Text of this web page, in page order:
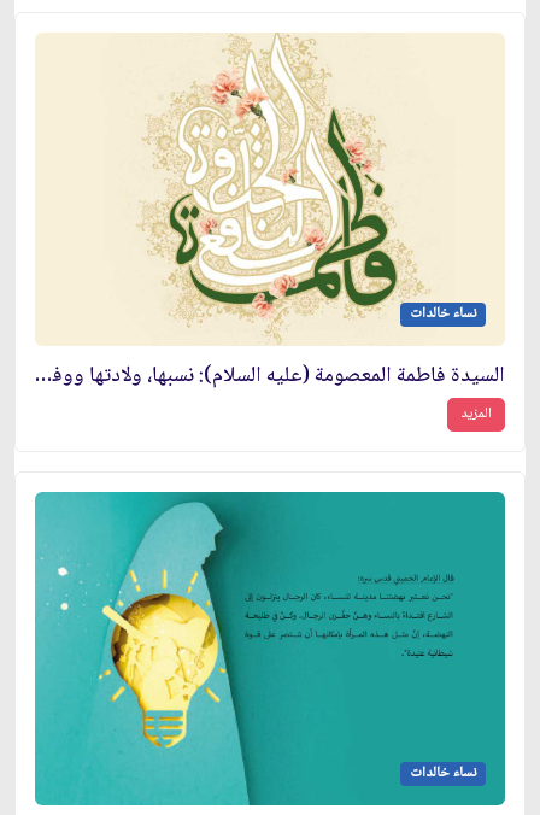
نساء خالدات
السيدة فاطمة المعصومة (عليه السلام): نسبها، ولادتها ووفاتها
المزيد
نساء خالدات